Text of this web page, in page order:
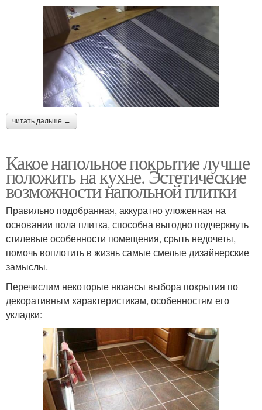
читать дальше →
Какое напольное покрытие лучше
положить на кухне. Эстетические
возможности напольной плитки
Правильно подобранная, аккуратно уложенная на
основании пола плитка, способна выгодно подчеркнуть
стилевые особенности помещения, срыть недочеты,
помочь воплотить в жизнь самые смелые дизайнерские
замыслы.
Перечислим некоторые нюансы выбора покрытия по
декоративным характеристикам, особенностям его
укладки: